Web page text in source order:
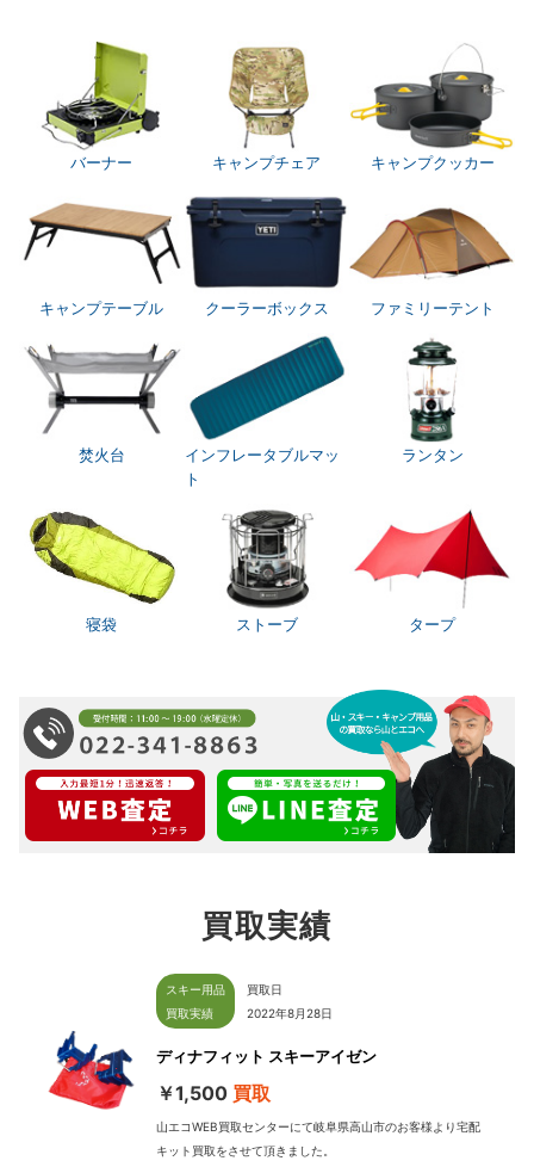
バーナー キャンプチェア キャンプクッカー
キャンプテーブル クーラーボックス ファミリーテント
焚火台
インフレータブルマッ
ト
ランタン
寝袋 ストーブ タープ
買取実績
スキー用品
買取実績
買取日
2022年8月28日
ディナフィット スキーアイゼン
￥1,500 買取
山エコWEB買取センターにて岐阜県高山市のお客様より宅配
キット買取をさせて頂きました。